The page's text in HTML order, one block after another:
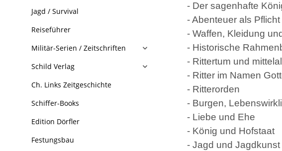
- Der sagenhafte
- Abenteuer als Pflicht
- Waffen, Kleidung
- Historische
- Rittertum und
- Ritter im Namen
- Ritterorden
- Burgen,
- Liebe und Ehe
- König und Hofstaat
- Jagd und Jagdkunst
Jagd / Survival
Reiseführer
Militär-Serien / Zeitschriften
Schild Verlag
Ch. Links Zeitgeschichte
Schiffer-Books
Edition Dörfler
Festungsbau